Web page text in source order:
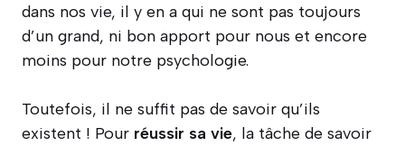
dans nos vie, il y en a qui ne sont pas toujours
d’un grand, ni bon apport pour nous et encore
moins pour notre psychologie.
Toutefois, il ne suffit pas de savoir qu’ils
existent ! Pour réussir sa vie, la tâche de savoir